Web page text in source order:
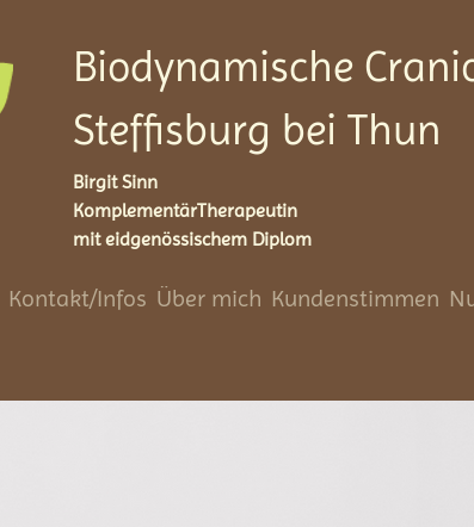
Biodynamische
Steffisburg bei Thun
Birgit Sinn
KomplementärTherapeutin
mit eidgenössischem Diplom
Kontakt/Infos Über mich Kundenstimmen